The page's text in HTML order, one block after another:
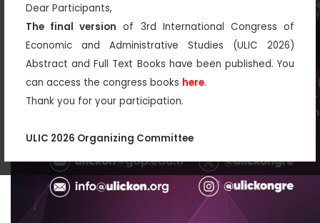
Dear Participants,
The final version of 3rd International Congress of
Economic and Administrative Studies (ULIC 2026)
Abstract and Full Text Books have been published. You
can access the congress books here.
Thank you for your participation.
ULIC 2026 Organizing Committee